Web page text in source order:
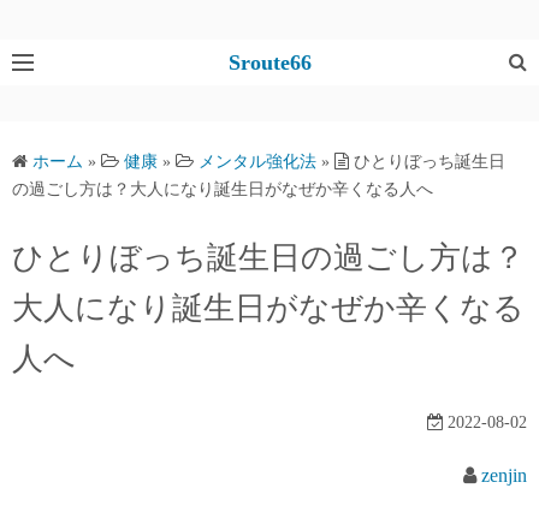
コ
キ
ッ
Sroute66
ホーム » 健康 » メンタル強化法 »
ひとりぼっち誕生日
の過ごし方は？大人になり誕生日がなぜか辛くなる人へ
ひとりぼっち誕生日の過ごし方は？
大人になり誕生日がなぜか辛くなる
人へ
2022-08-02
zenjin